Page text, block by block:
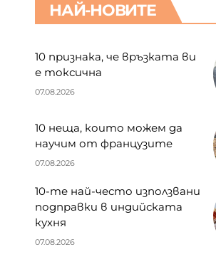
НАЙ-НОВИТЕ
10 признака, че връзката ви
е токсична
07.08.2026
10 неща, които можем да
научим от французите
07.08.2026
10-те най-често използвани
подправки в индийската
кухня
07.08.2026